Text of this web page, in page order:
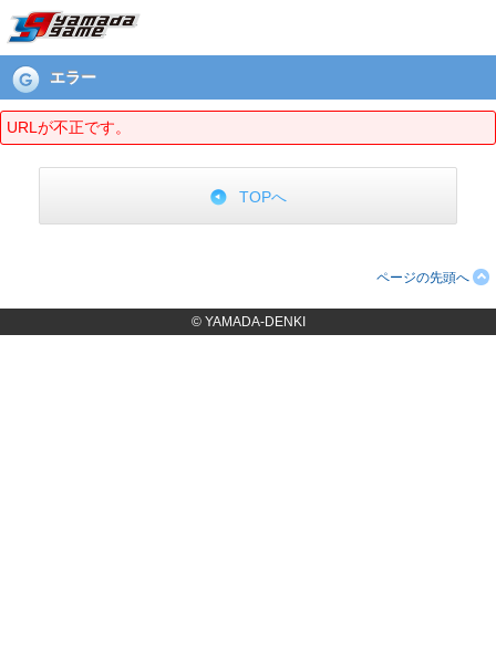
エラーページ
エラー
URLが不正です。
TOPへ
ページの先頭へ
© YAMADA-DENKI